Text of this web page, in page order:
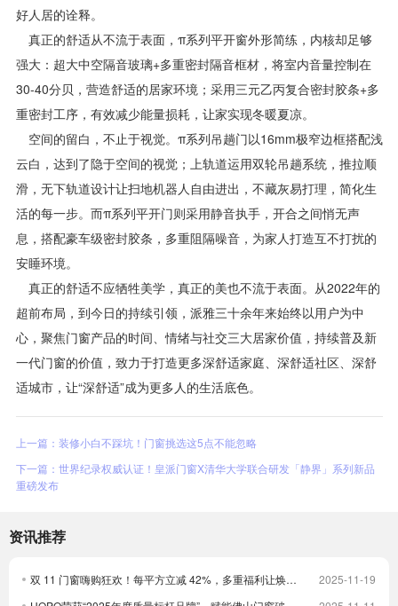
好人居的诠释。
真正的舒适从不流于表面，π系列平开窗外形简练，内核却足够
强大：超大中空隔音玻璃+多重密封隔音框材，将室内音量控制在
30-40分贝，营造舒适的居家环境；采用三元乙丙复合密封胶条+多
重密封工序，有效减少能量损耗，让家实现冬暖夏凉。
空间的留白，不止于视觉。π系列吊趟门以16mm极窄边框搭配浅
云白，达到了隐于空间的视觉；上轨道运用双轮吊趟系统，推拉顺
滑，无下轨道设计让扫地机器人自由进出，不藏灰易打理，简化生
活的每一步。而π系列平开门则采用静音执手，开合之间悄无声
息，搭配豪车级密封胶条，多重阻隔噪音，为家人打造互不打扰的
安睡环境。
真正的舒适不应牺牲美学，真正的美也不流于表面。从2022年的
超前布局，到今日的持续引领，派雅三十余年来始终以用户为中
心，聚焦门窗产品的时间、情绪与社交三大居家价值，持续普及新
一代门窗的价值，致力于打造更多深舒适家庭、深舒适社区、深舒
适城市，让“深舒适”成为更多人的生活底色。
上一篇：装修小白不踩坑！门窗挑选这5点不能忽略
下一篇：世界纪录权威认证！皇派门窗X清华大学联合研发「静界」系列新品
重磅发布
资讯推荐
双 11 门窗嗨购狂欢！每平方立减 42%，多重福利让焕新更划算！
2025-11-19